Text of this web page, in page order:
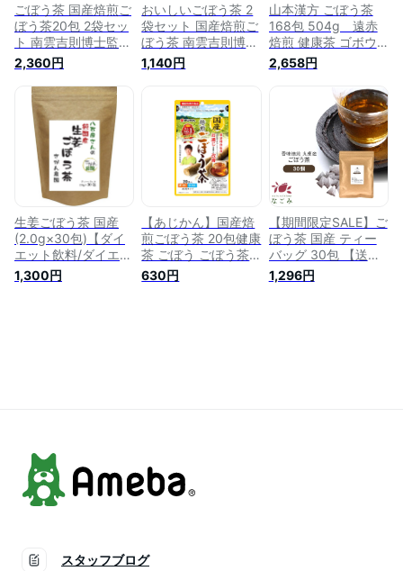
ごぼう茶 国産焙煎ご
ぼう茶20包 2袋セッ
ト 南雲吉則博士監修
国産ごぼう茶 国産
焙煎ごぼう茶 南雲先
生 牛蒡茶 ごぼう あ
じかんごぼう茶 ティ
ーパック ノンカフェ
イン お茶 あじかん
牛蒡 南雲 お中元
2,360円
おいしいごぼう茶 2
袋セット 国産焙煎ご
ぼう茶 南雲吉則博士
監修 国産 焙煎ごぼ
う茶 ダイエット茶
ノンカフェイン あじ
かん [ごぼう茶]
1,140円
山本漢方 ごぼう茶
168包 504g 遠赤
焙煎 健康茶 ゴボウ
茶 ダイエット飲料
ノンカフェイン ダイ
エット茶 ティーバッ
ク 牛蒡茶 飲料 ティ
ーパック 腸活
2,658円
生姜ごぼう茶 国産
(2.0g×30包)【ダイ
エット飲料/ダイエッ
ト茶/ゴボウ茶/国産
ごぼう茶/ごぼう茶/
1,300円
【あじかん】国産焙
煎ごぼう茶 20包健康
茶 ごぼう ごぼう茶
茶 お茶 健康 ダイエ
ット ノンカフェイン
630円
【期間限定SALE】ご
ぼう茶 国産 ティー
バッグ 30包 【送料
無料】 九州産 ティ
ーパック ゴボウ茶
1,296円
スタッフブログ